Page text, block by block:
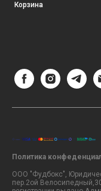
Корзина
Политика
ООО "Фудбокс",
пер.2ой